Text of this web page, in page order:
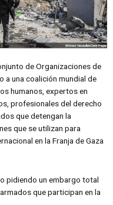
de Organizaciones de
a una coalición mundial de
humanos, expertos en
profesionales del derecho
que detengan la
que se utilizan para
en la Franja de Gaza
pidiendo un embargo total
que participan en la